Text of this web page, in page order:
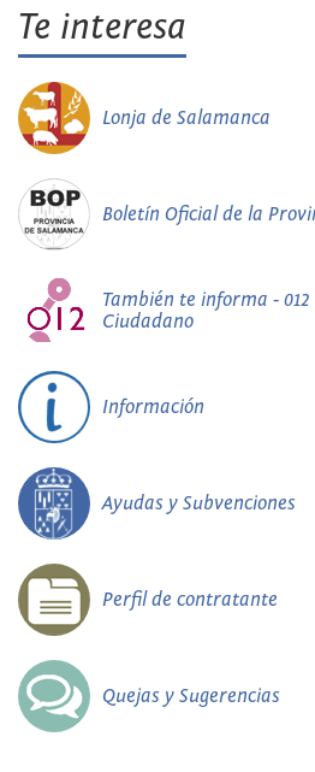
Te interesa
Lonja de Salamanca
Boletín Oficial de la
También te informa -
Ciudadano
Información
Ayudas y Subvenciones
Perfil de contratante
Quejas y Sugerencias